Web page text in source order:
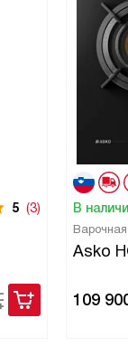
5 (3) В
Asko
109